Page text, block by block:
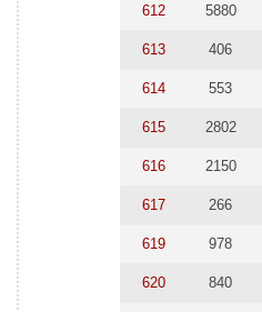
612 5880
613 406
614 553
615 2802
616 2150
617 266
619 978
620 840